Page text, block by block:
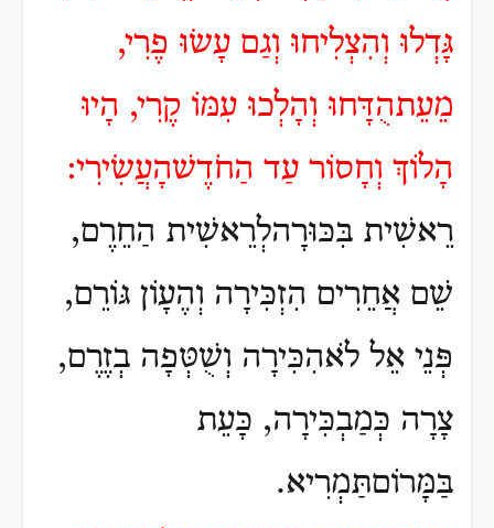
גָּדְלוּ וְהִצְלִיחוּ וְגַם עָשׂוּ פֶרִי,
מֵעֵתהֻדָּחוּ וְהָלְכוּ עִמּוֹ קֶרִי, הָיוּ
הָלוֹךְ וְחָסוֹר עַד הַחֹדֶשׁהָעֲשִׂירִי:
רֵאשִׁית בִּכּוּרָהלְרֵאשִׁית הַחֵרֶם,
שֵׁם אֲחֵרִים הִזְכִּירָה וְהֶעָוֹן גּוֹרֵם,
פְּנֵי אֵל לֹאהִכִּירָה וְשֻׁטְּפָה בְזֶרֶם,
צָרָה כְּמַבְכִּירָה, כָּעֵת
בַּמָּרוֹםתַּמְרִיא.